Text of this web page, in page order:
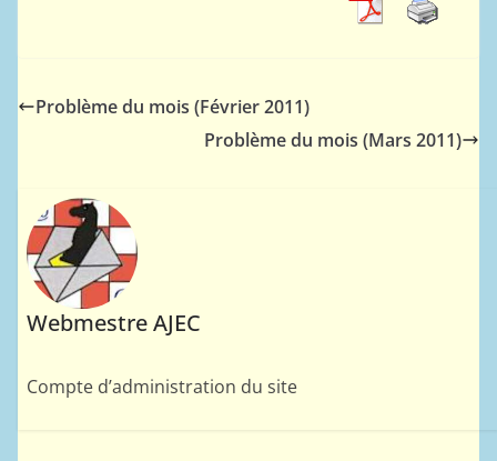
Problème du mois (Février 2011)
Problème du mois (Mars 2011)
Webmestre AJEC
Compte d’administration du site